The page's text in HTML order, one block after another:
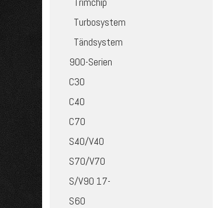
Turbosystem
Tändsystem
900-Serien
C30
C40
C70
S40/V40
S70/V70
S/V90 17-
S60